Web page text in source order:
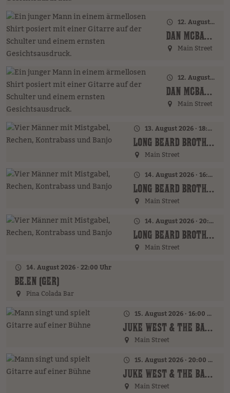
12. August 2026 · 17:00 Uhr – 18:00 Uhr
DAN MCBAKER (GER)
Main Street
12. August 2026 · 20:00 Uhr
DAN MCBAKER (GER)
Main Street
13. August 2026 · 18:00 Uhr
LONG BEARD BROTHERS (AT)
Main Street
14. August 2026 · 16:00 Uhr – 18:00 Uhr
LONG BEARD BROTHERS (AT)
Main Street
14. August 2026 · 20:00 Uhr
LONG BEARD BROTHERS (AT)
Main Street
14. August 2026 · 22:00 Uhr
BE.EN (GER)
Pina Colada Bar
15. August 2026 · 16:00 Uhr – 18:00 Uhr
JUKE WEST & THE BAND (AT)
Main Street
15. August 2026 · 20:00 Uhr
JUKE WEST & THE BAND (AT)
Main Street